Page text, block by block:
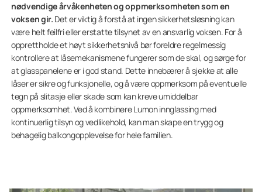
nødvendige årvåkenheten og oppmerksomheten som en
voksen gir. Det er viktig å forstå at ingen sikkerhetsløsning kan
være helt feilfri eller erstatte tilsynet av en ansvarlig voksen. For å
opprettholde et høyt sikkerhetsnivå bør foreldre regelmessig
kontrollere at låsemekanismene fungerer som de skal, og sørge for
at glasspanelene er i god stand. Dette innebærer å sjekke at alle
låser er sikre og funksjonelle, og å være oppmerksom på eventuelle
tegn på slitasje eller skade som kan kreve umiddelbar
oppmerksomhet. Ved å kombinere Lumon innglassing med
kontinuerlig tilsyn og vedlikehold, kan man skape en trygg og
behagelig balkongopplevelse for hele familien.